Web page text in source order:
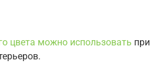
цвета можно использовать при